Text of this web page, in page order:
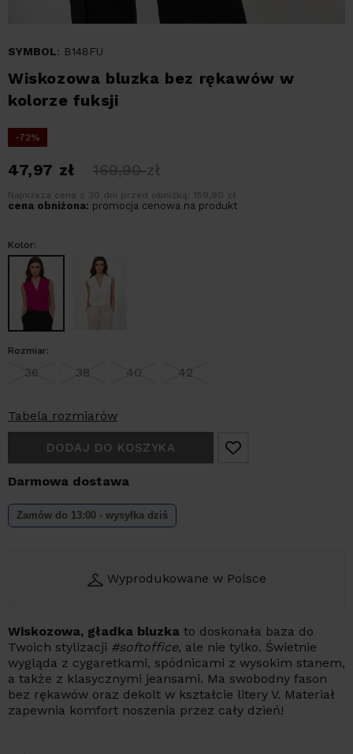
SYMBOL: B148FU
Wiskozowa bluzka bez rękawów w
kolorze fuksji
-72%
47,97 zł 169,90zł
Najniższa cena z 30 dni przed obniżką: 159,90 zł
cena obniżona: promocja cenowa na produkt
Kolor:
Rozmiar:
36 38 40 42
Tabela rozmiarów
DODAJ DO KOSZYKA
Darmowa dostawa
Zamów do 13:00 - wysyłka dziś
Wyprodukowane w Polsce
Wiskozowa, gładka bluzka to doskonała baza do
Twoich stylizacji #softoffice, ale nie tylko. Świetnie
wygląda z cygaretkami, spódnicami z wysokim stanem,
a także z klasycznymi jeansami. Ma swobodny fason
bez rękawów oraz dekolt w kształcie litery V. Materiał
zapewnia komfort noszenia przez cały dzień!